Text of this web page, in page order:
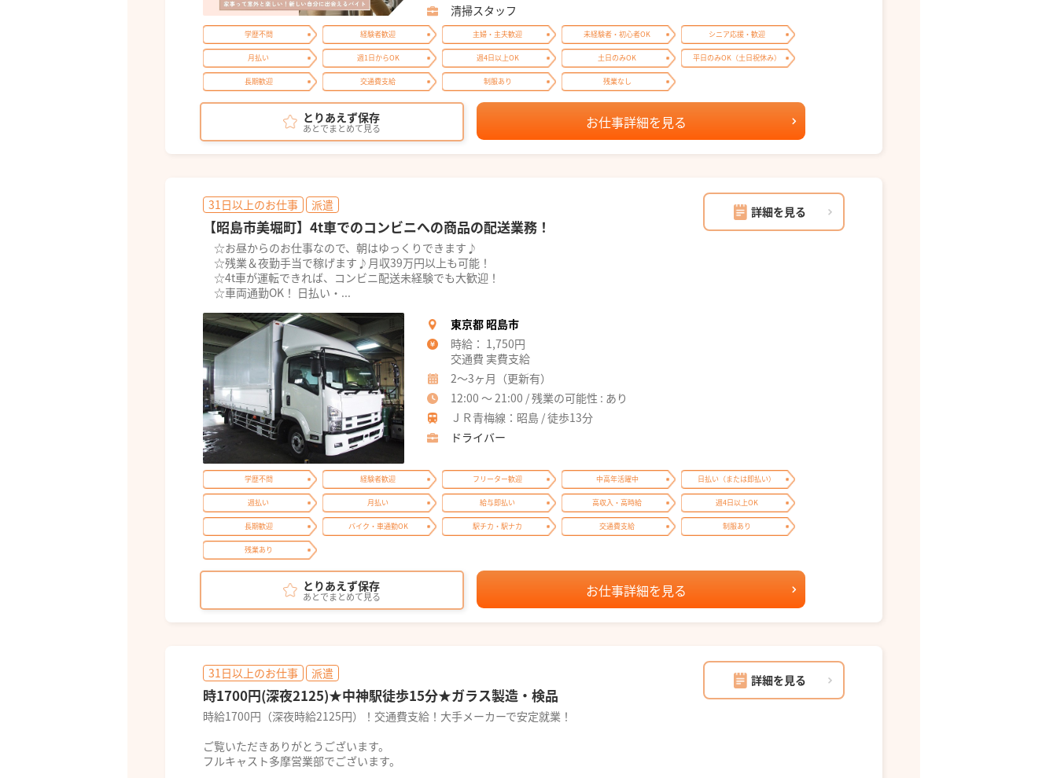
清掃スタッフ
学歴不問 経験者歓迎 主婦・主夫歓迎 未経験者・初心者OK シニア応援・歓迎
月払い 週1日からOK 週4日以上OK 土日のみOK 平日のみOK（土日祝休み）
長期歓迎 交通費支給 制服あり 残業なし
とりあえず保存
あとでまとめて見る お仕事詳細を見る
31日以上のお仕事 派遣 詳細を見る
【昭島市美堀町】4t車でのコンビニへの商品の配送業務！
☆お昼からのお仕事なので、朝はゆっくりできます♪
☆残業＆夜勤手当で稼げます♪月収39万円以上も可能！
☆4t車が運転できれば、コンビニ配送未経験でも大歓迎！
☆車両通勤OK！ 日払い・...
東京都 昭島市
時給： 1,750円
交通費 実費支給
2～3ヶ月（更新有）
12:00 ～ 21:00 / 残業の可能性 : あり
ＪＲ青梅線：昭島 / 徒歩13分
ドライバー
学歴不問 経験者歓迎 フリーター歓迎 中高年活躍中 日払い（または即払い）
週払い 月払い 給与即払い 高収入・高時給 週4日以上OK
長期歓迎 バイク・車通勤OK 駅チカ・駅ナカ 交通費支給 制服あり
残業あり
とりあえず保存
あとでまとめて見る お仕事詳細を見る
31日以上のお仕事 派遣 詳細を見る
時1700円(深夜2125)★中神駅徒歩15分★ガラス製造・検品
時給1700円（深夜時給2125円）！交通費支給！大手メーカーで安定就業！
ご覧いただきありがとうございます。
フルキャスト多摩営業部でございます。